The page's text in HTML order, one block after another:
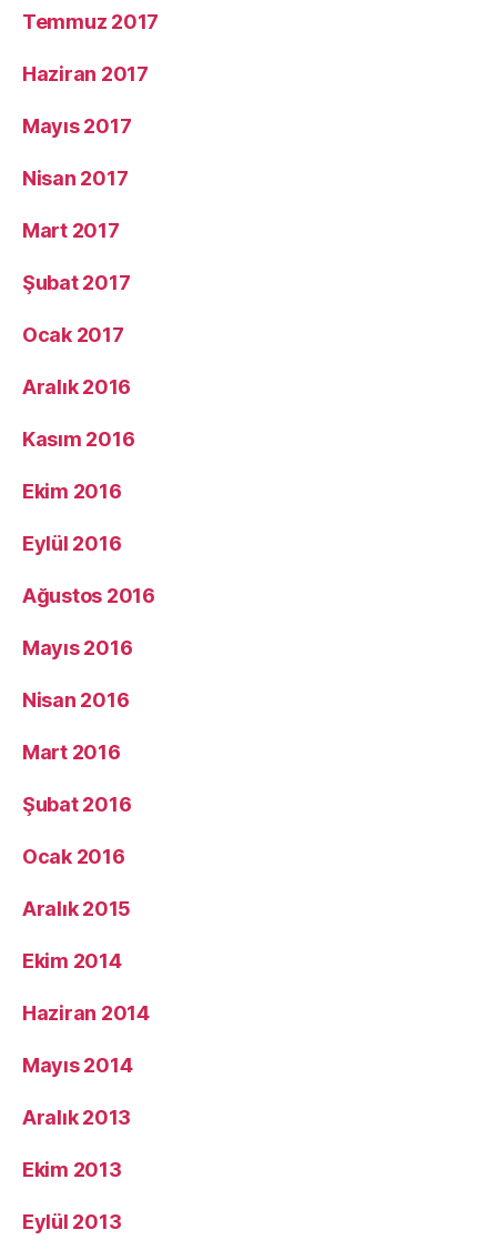
Temmuz 2017
Haziran 2017
Mayıs 2017
Nisan 2017
Mart 2017
Şubat 2017
Ocak 2017
Aralık 2016
Kasım 2016
Ekim 2016
Eylül 2016
Ağustos 2016
Mayıs 2016
Nisan 2016
Mart 2016
Şubat 2016
Ocak 2016
Aralık 2015
Ekim 2014
Haziran 2014
Mayıs 2014
Aralık 2013
Ekim 2013
Eylül 2013